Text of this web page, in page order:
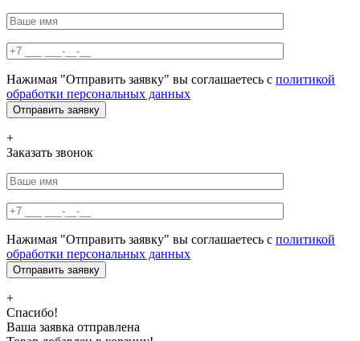
Нажимая "Отправить заявку" вы соглашаетесь с политикой
обработки персональных данных
+
Заказать звонок
Нажимая "Отправить заявку" вы соглашаетесь с политикой
обработки персональных данных
+
Спасибо!
Ваша заявка отправлена